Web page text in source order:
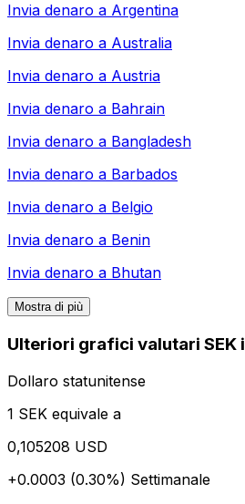
Invia denaro a Argentina
Invia denaro a Australia
Invia denaro a Austria
Invia denaro a Bahrain
Invia denaro a Bangladesh
Invia denaro a Barbados
Invia denaro a Belgio
Invia denaro a Benin
Invia denaro a Bhutan
Mostra di più
Ulteriori grafici valutari SEK
Dollaro statunitense
1 SEK equivale a
0,105208 USD
+0.0003 (0.30%) Settimanale